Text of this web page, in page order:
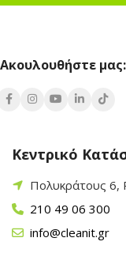
Ακουλουθήστε μας:
Κεντρικό
Πολυκράτους 6,
210 49 06 300
info@cleanit.gr